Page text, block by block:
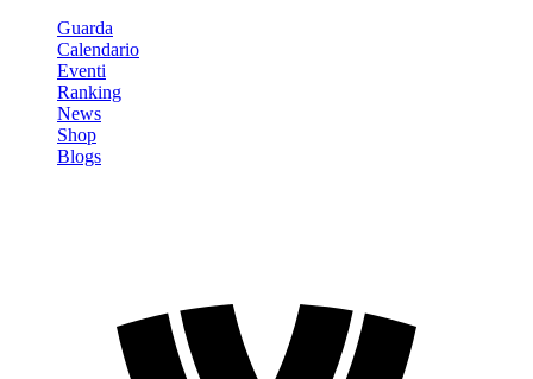
Guarda
Calendario
Eventi
Ranking
News
Shop
Blogs